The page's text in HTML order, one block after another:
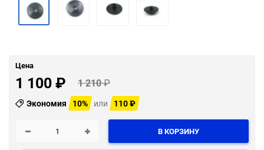
Цена
1 100₽ 1 210₽
Экономия 10% или 110₽
В КОРЗИНУ